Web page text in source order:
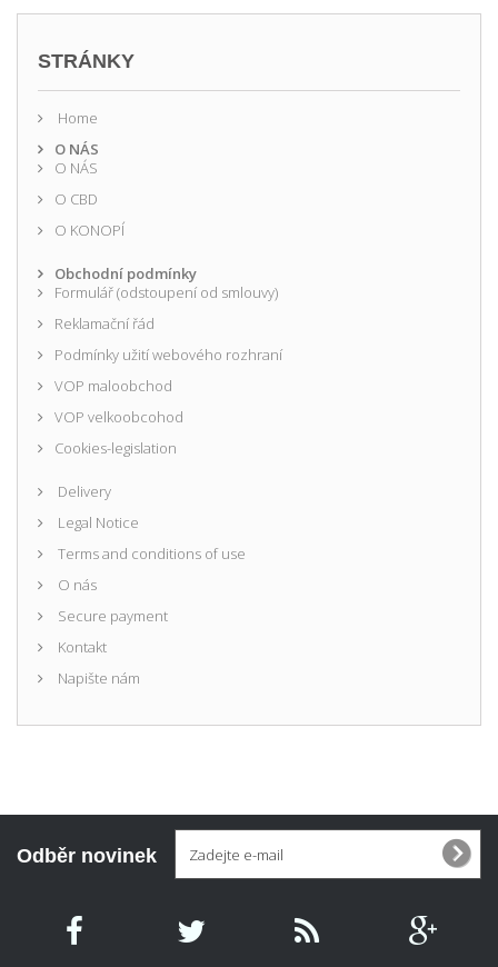
STRÁNKY
Home
O NÁS
O NÁS
O CBD
O KONOPÍ
Obchodní podmínky
Formulář (odstoupení od smlouvy)
Reklamační řád
Podmínky užití webového rozhraní
VOP maloobchod
VOP velkoobcohod
Cookies-legislation
Delivery
Legal Notice
Terms and conditions of use
O nás
Secure payment
Kontakt
Napište nám
Odběr novinek